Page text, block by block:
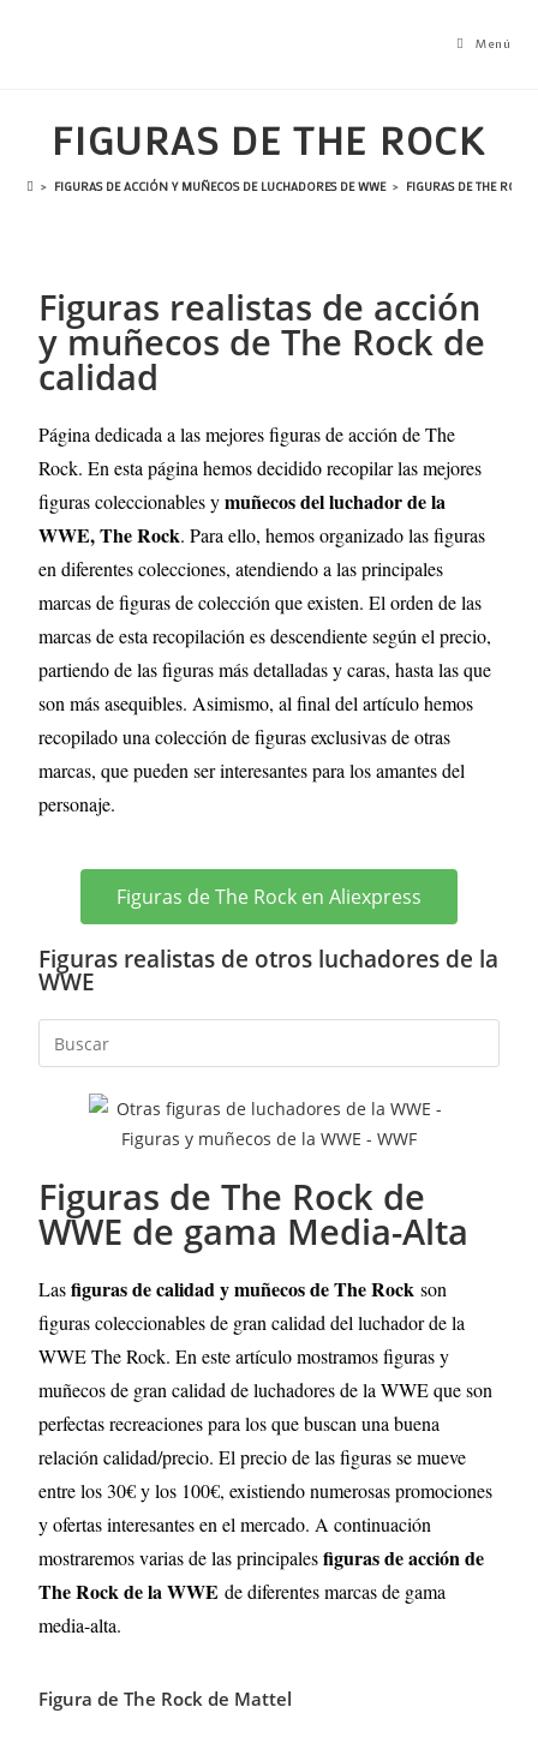
Menú
FIGURAS DE THE ROCK
> FIGURAS DE ACCIÓN Y MUÑECOS DE LUCHADORES DE WWE > FIGURAS DE THE ROCK
Figuras realistas de acción
y muñecos de The Rock de
calidad
Página dedicada a las mejores figuras de acción de The
Rock. En esta página hemos decidido recopilar las mejores
figuras coleccionables ymuñecos del luchador de la
WWE, The Rock. Para ello, hemos organizado las figuras
en diferentes colecciones, atendiendo a las principales
marcas de figuras de colección que existen. El orden de las
marcas de esta recopilación es descendiente según el precio,
partiendo de las figuras más detalladas y caras, hasta las que
son más asequibles. Asimismo, al final del artículo hemos
recopilado una colección de figuras exclusivas de otras
marcas, que pueden ser interesantes para los amantes del
personaje.
Figuras de The Rock en Aliexpress
Figuras realistas de otros luchadores de la
WWE
Figuras de The Rock de
WWE de gama Media-Alta
Lasfiguras de calidad y muñecos de The Rockson
figuras coleccionables de gran calidad del luchador de la
WWE The Rock. En este artículo mostramos figuras y
muñecos de gran calidad de luchadores de la WWE que son
perfectas recreaciones para los que buscan una buena
relación calidad/precio. El precio de las figuras se mueve
entre los 30€ y los 100€, existiendo numerosas promociones
y ofertas interesantes en el mercado. A continuación
mostraremos varias de las principalesfiguras de acción de
The Rock de la WWE de diferentes marcas de gama
media-alta.
Figura de The Rock de Mattel